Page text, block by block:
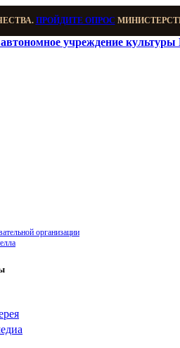
ПРОЙДИТЕ ОПРОС
автономное учреждение
организации